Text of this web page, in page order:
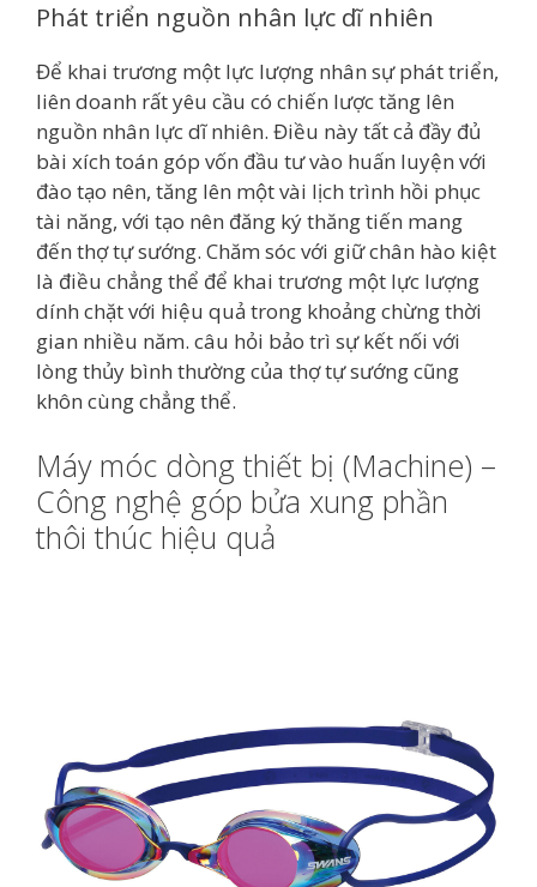
Phát triển nguồn nhân lực dĩ nhiên
Để khai trương một lực lượng nhân sự phát triển,
liên doanh rất yêu cầu có chiến lược tăng lên
nguồn nhân lực dĩ nhiên. Điều này tất cả đầy đủ
bài xích toán góp vốn đầu tư vào huấn luyện với
đào tạo nên, tăng lên một vài lịch trình hồi phục
tài năng, với tạo nên đăng ký thăng tiến mang
đến thợ tự sướng. Chăm sóc với giữ chân hào kiệt
là điều chẳng thể để khai trương một lực lượng
dính chặt với hiệu quả trong khoảng chừng thời
gian nhiều năm. câu hỏi bảo trì sự kết nối với
lòng thủy bình thường của thợ tự sướng cũng
khôn cùng chẳng thể.
Máy móc dòng thiết bị (Machine) –
Công nghệ góp bửa xung phần
thôi thúc hiệu quả